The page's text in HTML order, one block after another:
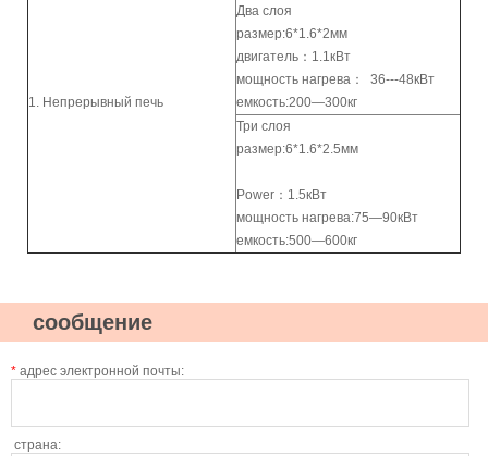
1. Непрерывный печь
Два слоя
размер:6*1.6*2мм
двигатель：1.1кВт
мощность нагрева： 36---48кВт
емкость:200—300кг
Три слоя
размер:6*1.6*2.5мм
Power：1.5кВт
мощность нагрева:75—90кВт
емкость:500—600кг
сообщение
* адрес электронной почты:
страна: